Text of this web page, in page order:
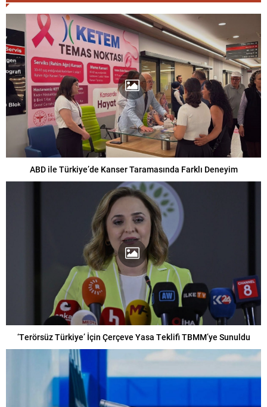
ABD ile Türkiye’de Kanser Taramasında Farklı Deneyim
‘Terörsüz Türkiye’ İçin Çerçeve Yasa Teklifi TBMM’ye Sunuldu